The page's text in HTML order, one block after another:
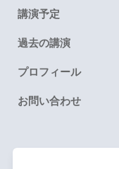
講演予定
過去の講演
プロフィール
お問い合わせ